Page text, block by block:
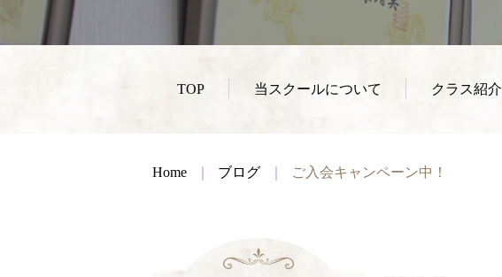
TOP 当スクールについて クラス紹介
Home ブログ ご入会キャンペーン中！